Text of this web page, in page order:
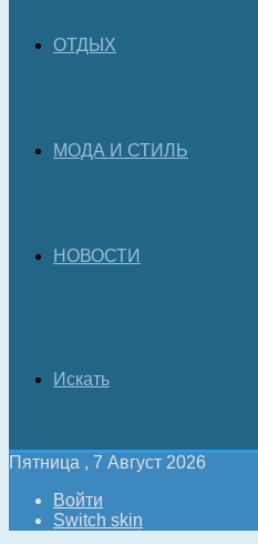
ОТДЫХ
МОДА И СТИЛЬ
НОВОСТИ
Искать
Пятница , 7 Август 2026
Войти
Switch skin